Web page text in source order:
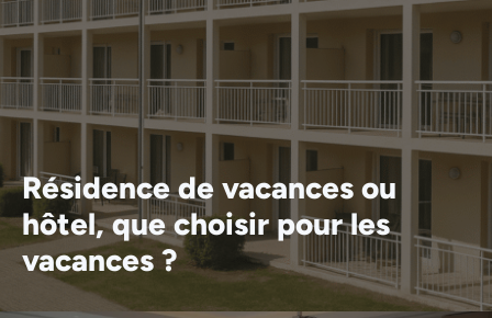
Résidence de vacances ou
hôtel, que choisir pour les
vacances ?